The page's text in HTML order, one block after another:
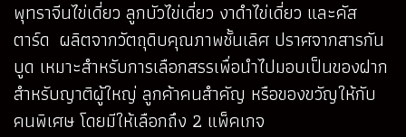
พุทราจีนไข่เดี่ยว ลูกบัวไข่เดี่ยว งาดำไข่เดี่ยว และคัส
ตาร์ด ผลิตจากวัตถุดิบคุณภาพชั้นเลิศ ปราศจากสารกัน
บูด เหมาะสำหรับการเลือกสรรเพื่อนำไปมอบเป็นของฝาก
สำหรับญาติผู้ใหญ่ ลูกค้าคนสำคัญ หรือของขวัญให้กับ
คนพิเศษ โดยมีให้เลือกถึง 2 แพ็คเกจ